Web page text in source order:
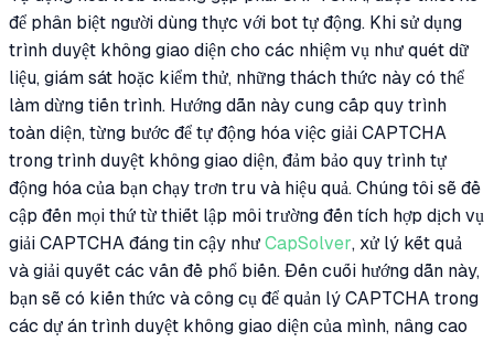
để phân biệt người dùng thực với bot tự động. Khi sử dụng
trình duyệt không giao diện cho các nhiệm vụ như quét dữ
liệu, giám sát hoặc kiểm thử, những thách thức này có thể
làm dừng tiến trình. Hướng dẫn này cung cấp quy trình
toàn diện, từng bước để tự động hóa việc giải CAPTCHA
trong trình duyệt không giao diện, đảm bảo quy trình tự
động hóa của bạn chạy trơn tru và hiệu quả. Chúng tôi sẽ đề
cập đến mọi thứ từ thiết lập môi trường đến tích hợp dịch vụ
giải CAPTCHA đáng tin cậy như CapSolver, xử lý kết quả
và giải quyết các vấn đề phổ biến. Đến cuối hướng dẫn này,
bạn sẽ có kiến thức và công cụ để quản lý CAPTCHA trong
các dự án trình duyệt không giao diện của mình, nâng cao